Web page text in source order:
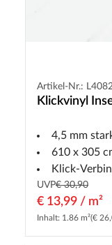
Artikel-Nr.:
Klickvinyl
4,5 mm
610 x 305
Klick-
UVP€ 30,90
€ 13,99 / m²
Inhalt: 1.86 m²(€